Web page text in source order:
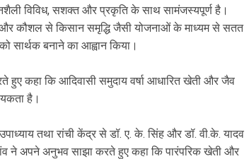
विविध, सशक्त और प्रकृति के साथ सामंजस्यपूर्ण है।
और कौशल से किसान समृद्धि जैसी योजनाओं के माध्यम से सतत
सार्थक बनाने का आह्वान किया।
हुए कहा कि आदिवासी समुदाय वर्षा आधारित खेती और जैव
है।
तथा रांची केंद्र से डॉ. ए. के. सिंह और डॉ. वी.के. यादव
ने अपने अनुभव साझा करते हुए कहा कि पारंपरिक खेती और